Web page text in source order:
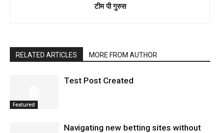
टीम पी गुरुस
RELATED ARTICLES MORE FROM AUTHOR
Featured
Test Post Created
Navigating new betting sites without